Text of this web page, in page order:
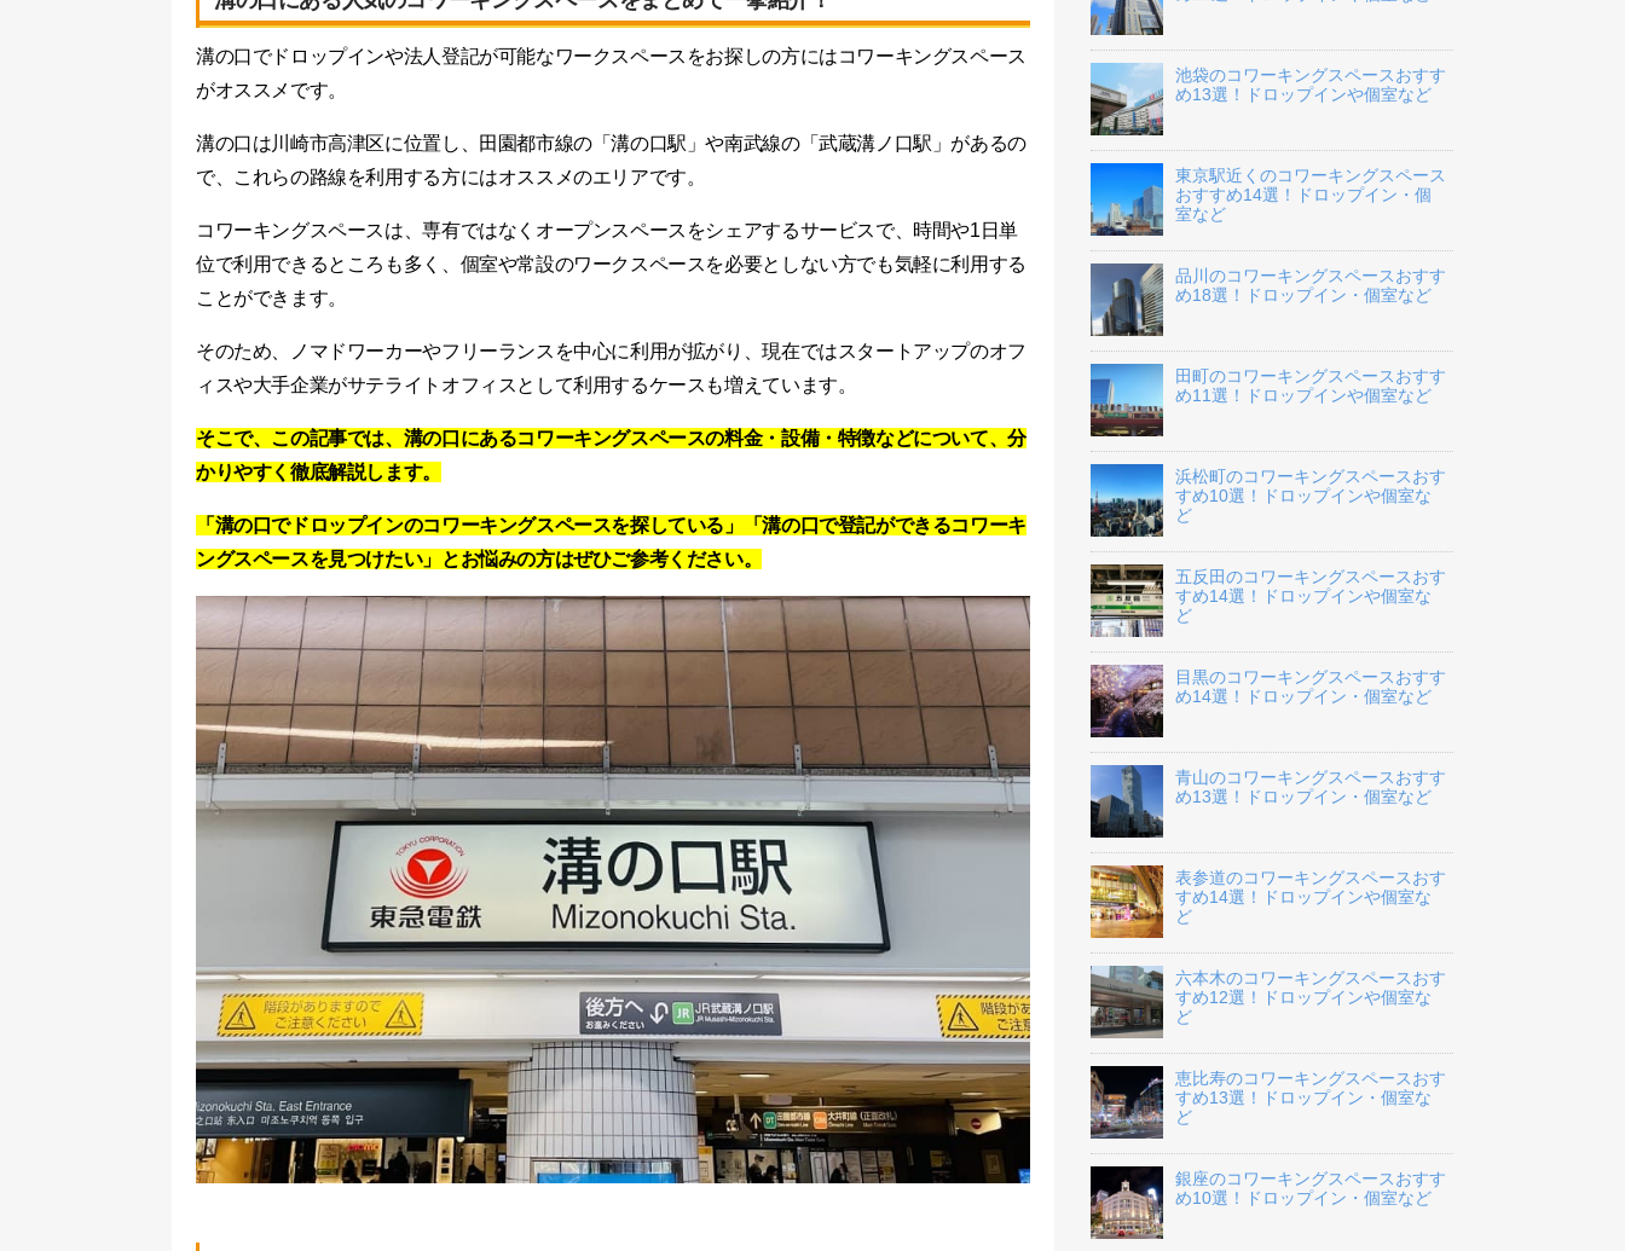
溝の口でドロップインや法人登記が可能なワークスペースをお探しの方にはコワーキングスペース
がオススメです。
溝の口は川崎市高津区に位置し、田園都市線の「溝の口駅」や南武線の「武蔵溝ノ口駅」があるの
で、これらの路線を利用する方にはオススメのエリアです。
コワーキングスペースは、専有ではなくオープンスペースをシェアするサービスで、時間や1日単
位で利用できるところも多く、個室や常設のワークスペースを必要としない方でも気軽に利用する
ことができます。
そのため、ノマドワーカーやフリーランスを中心に利用が拡がり、現在ではスタートアップのオフ
ィスや大手企業がサテライトオフィスとして利用するケースも増えています。
そこで、この記事では、溝の口にあるコワーキングスペースの料金・設備・特徴などについて、分
かりやすく徹底解説します。
「溝の口でドロップインのコワーキングスペースを探している」「溝の口で登記ができるコワーキ
ングスペースを見つけたい」とお悩みの方はぜひご参考ください。
池袋のコワーキングスペースおすす
め13選！ドロップインや個室など
東京駅近くのコワーキングスペース
おすすめ14選！ドロップイン・個
室など
品川のコワーキングスペースおすす
め18選！ドロップイン・個室など
田町のコワーキングスペースおすす
め11選！ドロップインや個室など
浜松町のコワーキングスペースおす
すめ10選！ドロップインや個室な
ど
五反田のコワーキングスペースおす
すめ14選！ドロップインや個室な
ど
目黒のコワーキングスペースおすす
め14選！ドロップイン・個室など
青山のコワーキングスペースおすす
め13選！ドロップイン・個室など
表参道のコワーキングスペースおす
すめ14選！ドロップインや個室な
ど
六本木のコワーキングスペースおす
すめ12選！ドロップインや個室な
ど
恵比寿のコワーキングスペースおす
すめ13選！ドロップイン・個室な
ど
銀座のコワーキングスペースおすす
め10選！ドロップイン・個室など